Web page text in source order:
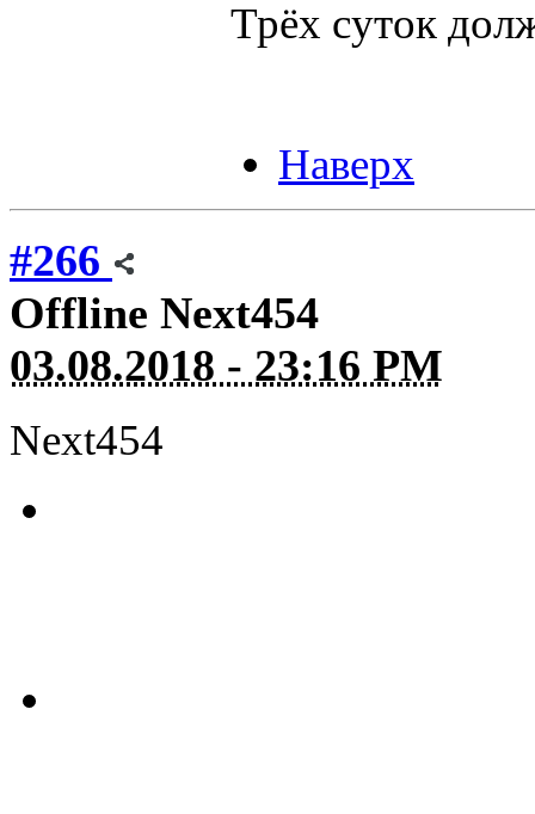
Трёх суток
Наверх
#266
Offline Next454
03.08.2018 - 23:16 PM
Next454